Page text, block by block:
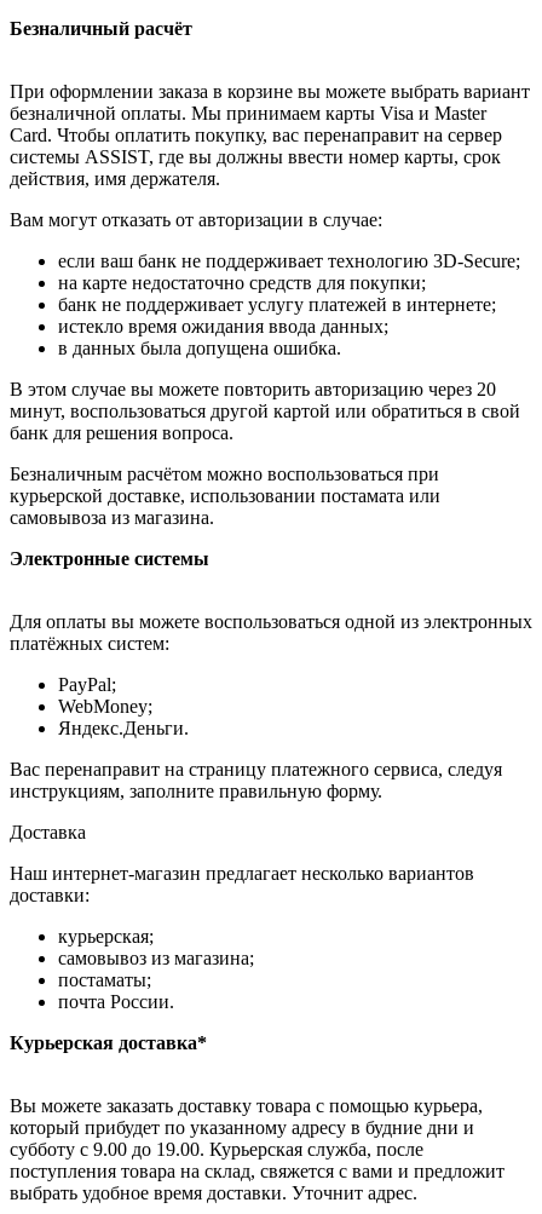
Безналичный расчёт
При оформлении заказа в корзине вы можете выбрать вариант
безналичной оплаты. Мы принимаем карты Visa и Master
Card. Чтобы оплатить покупку, вас перенаправит на сервер
системы ASSIST, где вы должны ввести номер карты, срок
действия, имя держателя.
Вам могут отказать от авторизации в случае:
если ваш банк не поддерживает технологию 3D-Secure;
на карте недостаточно средств для покупки;
банк не поддерживает услугу платежей в интернете;
истекло время ожидания ввода данных;
в данных была допущена ошибка.
В этом случае вы можете повторить авторизацию через 20
минут, воспользоваться другой картой или обратиться в свой
банк для решения вопроса.
Безналичным расчётом можно воспользоваться при
курьерской доставке, использовании постамата или
самовывоза из магазина.
Электронные системы
Для оплаты вы можете воспользоваться одной из электронных
платёжных систем:
PayPal;
WebMoney;
Яндекс.Деньги.
Вас перенаправит на страницу платежного сервиса, следуя
инструкциям, заполните правильную форму.
Доставка
Наш интернет-магазин предлагает несколько вариантов
доставки:
курьерская;
самовывоз из магазина;
постаматы;
почта России.
Курьерская доставка*
Вы можете заказать доставку товара с помощью курьера,
который прибудет по указанному адресу в будние дни и
субботу с 9.00 до 19.00. Курьерская служба, после
поступления товара на склад, свяжется с вами и предложит
выбрать удобное время доставки. Уточнит адрес.